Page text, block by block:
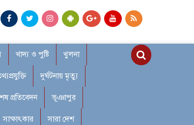
খাদ্য ও পুষ্টি খুলনা
দুর্ঘটনায় মৃত্যু
প্রতিবেদন ভূঞাপুর
সাক্ষাৎকার সারা দেশ